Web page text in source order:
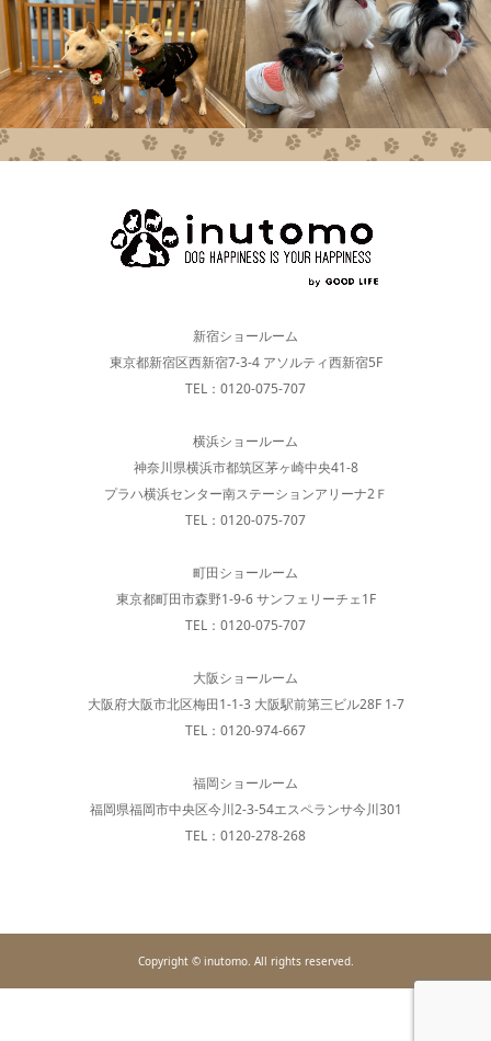
新宿ショールーム
東京都新宿区西新宿7-3-4 アソルティ西新宿5F
TEL：0120-075-707
横浜ショールーム
神奈川県横浜市都筑区茅ヶ崎中央41-8
プラハ横浜センター南ステーションアリーナ2Ｆ
TEL：0120-075-707
町田ショールーム
東京都町田市森野1-9-6 サンフェリーチェ1F
TEL：0120-075-707
大阪ショールーム
大阪府大阪市北区梅田1-1-3 大阪駅前第三ビル28F 1-7
TEL：0120-974-667
福岡ショールーム
福岡県福岡市中央区今川2-3-54エスペランサ今川301
TEL：0120-278-268
Copyright © inutomo. All rights reserved.